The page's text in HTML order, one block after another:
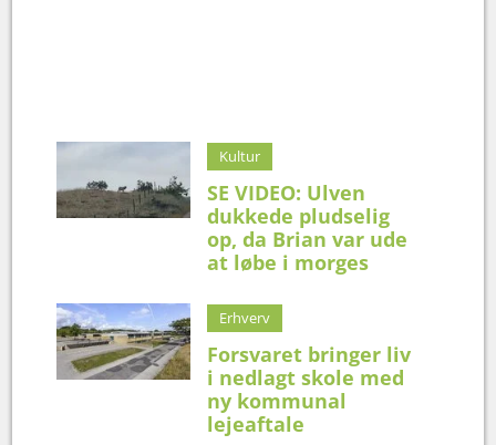
Kultur
SE VIDEO: Ulven
dukkede pludselig
op, da Brian var ude
at løbe i morges
Erhverv
Forsvaret bringer liv
i nedlagt skole med
ny kommunal
lejeaftale